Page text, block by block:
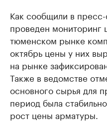
Как сообщили в
проведен
тюменском рынке
октябрь цены у них
на рынке
Также в ведомстве
основного сырья для
период была
рост цены арматуры.